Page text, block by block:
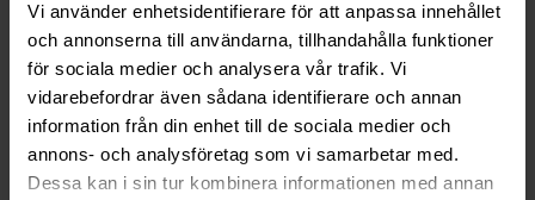
Vi använder enhetsidentifierare för att anpassa innehållet
och annonserna till användarna, tillhandahålla funktioner
för sociala medier och analysera vår trafik. Vi
vidarebefordrar även sådana identifierare och annan
information från din enhet till de sociala medier och
annons- och analysföretag som vi samarbetar med.
Dessa kan i sin tur kombinera informationen med annan
Kan ni frakta mina vunna objekt?
Läs fler frågor och svar
Mer från samma kategori